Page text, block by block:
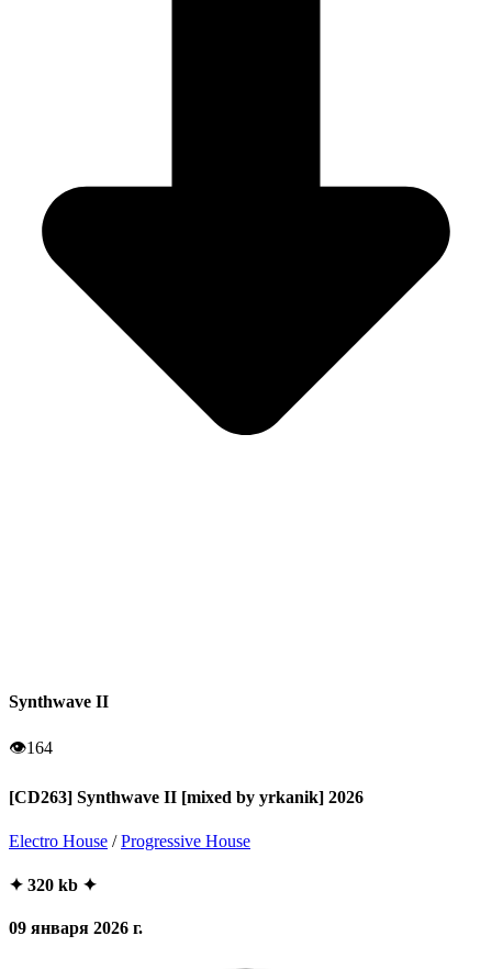
Synthwave II
👁164
[CD263] Synthwave II [mixed by yrkanik] 2026
Electro House / Progressive House
✦ 320 kb ✦
09 января 2026 г.